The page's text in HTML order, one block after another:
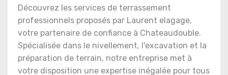
Découvrez les services de terrassement
professionnels proposés par Laurent elagage,
votre partenaire de confiance à Chateaudouble.
Spécialisée dans le nivellement, l'excavation et la
préparation de terrain, notre entreprise met à
votre disposition une expertise inégalée pour tous